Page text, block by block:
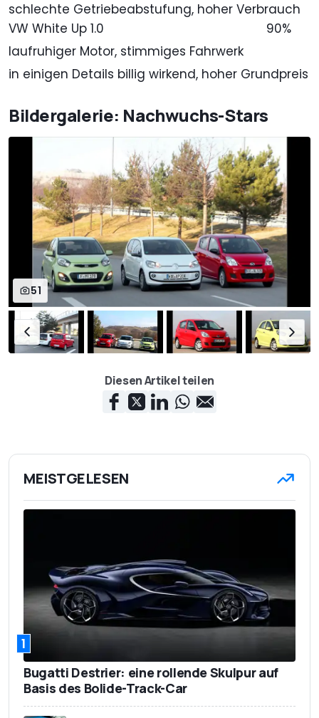
schlechte Getriebeabstufung, hoher Verbrauch
VW White Up 1.0
90%
laufruhiger Motor, stimmiges Fahrwerk
in einigen Details billig wirkend, hoher Grundpreis
Bildergalerie: Nachwuchs-Stars
51
Diesen Artikel teilen
MEISTGELESEN
1
Bugatti Destrier: eine rollende Skulpur auf
Basis des Bolide-Track-Car